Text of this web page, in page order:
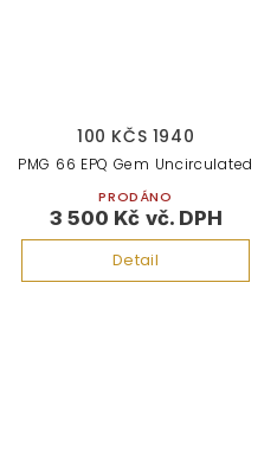
100 KČS 1940
3 500 Kč
Detail
PMG 66 EPQ Gem Uncirculated
PRODÁNO